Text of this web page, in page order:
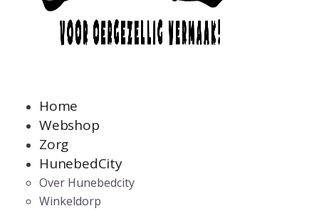
Home
Webshop
Zorg
HunebedCity
Over Hunebedcity
Winkeldorp